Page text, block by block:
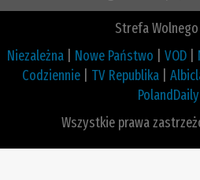
Strefa Wolnego
Niezależna
Nowe Państwo VOD
Codziennie
TV Republika
Wszystkie prawa